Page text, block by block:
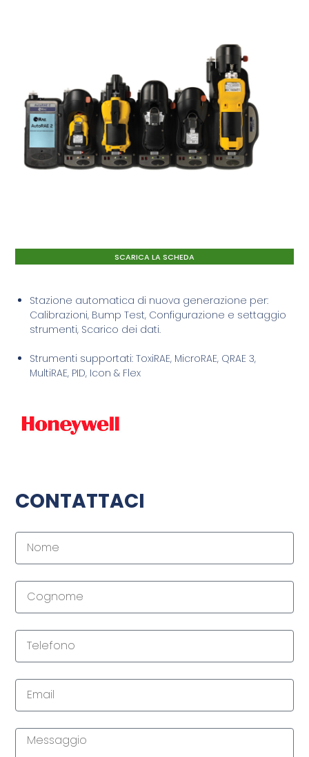
SCARICA LA SCHEDA
Stazione automatica di nuova generazione per:
Calibrazioni, Bump Test, Configurazione e settaggio
strumenti, Scarico dei dati.
Strumenti supportati: ToxiRAE, MicroRAE, QRAE 3,
MultiRAE, PID, Icon & Flex
CONTATTACI